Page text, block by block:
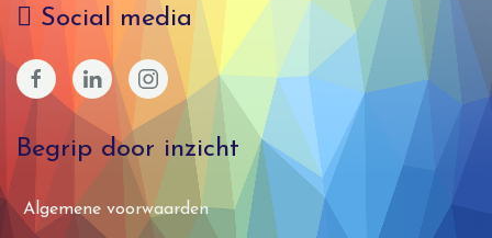
Social media
Begrip door inzicht
Algemene voorwaarden